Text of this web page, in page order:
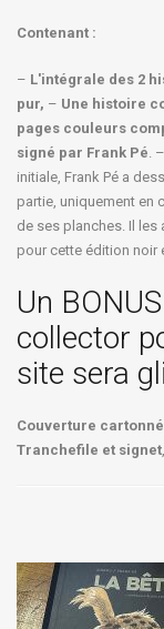
Contenant :
– L'intégrale des 2
pur, – Une histoire
pages couleurs
signé par Frank Pé .
initiale, Frank Pé a
partie, uniquement en
de ses planches. Il
pour cette édition noir
Un
collector
site sera
Couverture
Tranchefile et signet